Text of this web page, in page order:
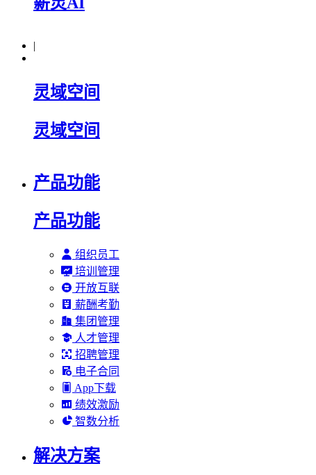
|
灵域空间
灵域空间
产品功能
产品功能
组织员工
培训管理
开放互联
薪酬考勤
集团管理
人才管理
招聘管理
电子合同
App下载
绩效激励
智数分析
解决方案